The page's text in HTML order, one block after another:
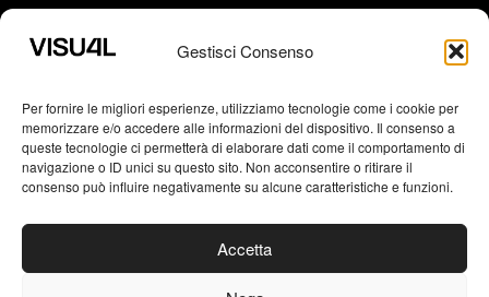
Gestisci Consenso
Per fornire le migliori esperienze, utilizziamo tecnologie come i cookie per
memorizzare e/o accedere alle informazioni del dispositivo. Il consenso a
queste tecnologie ci permetterà di elaborare dati come il comportamento di
navigazione o ID unici su questo sito. Non acconsentire o ritirare il
consenso può influire negativamente su alcune caratteristiche e funzioni.
Accetta
VISU4L studio grafico
Via del Mercato Vecchio, 1
p.i. 01660360551
instagram
pinterest